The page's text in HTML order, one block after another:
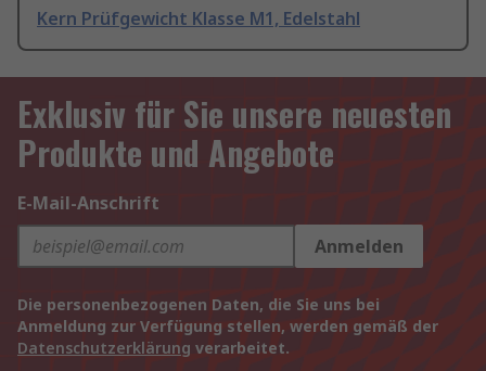
Kern Prüfgewicht Klasse M1, Edelstahl
Exklusiv für Sie unsere neuesten
Produkte und Angebote
E-Mail-Anschrift
Anmelden
Die personenbezogenen Daten, die Sie uns bei
Anmeldung zur Verfügung stellen, werden gemäß der
Datenschutzerklärung verarbeitet.